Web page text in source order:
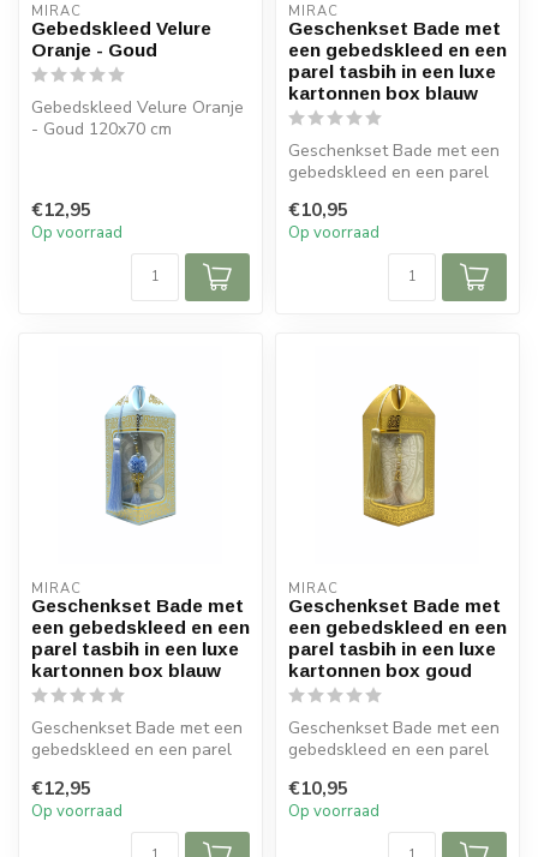
MIRAC
Gebedskleed Velure
Oranje - Goud
Gebedskleed Velure Oranje
- Goud 120x70 cm
€12,95
Op voorraad
MIRAC
Geschenkset Bade met
een gebedskleed en een
parel tasbih in een luxe
kartonnen box blauw
Geschenkset Bade met een
gebedskleed en een parel
b...
€10,95
Op voorraad
MIRAC
Geschenkset Bade met
een gebedskleed en een
parel tasbih in een luxe
kartonnen box blauw
Geschenkset Bade met een
gebedskleed en een parel
b...
€12,95
Op voorraad
MIRAC
Geschenkset Bade met
een gebedskleed en een
parel tasbih in een luxe
kartonnen box goud
Geschenkset Bade met een
gebedskleed en een parel
b...
€10,95
Op voorraad